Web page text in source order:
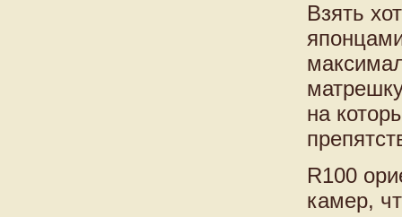
Взять
на
R100
камер,